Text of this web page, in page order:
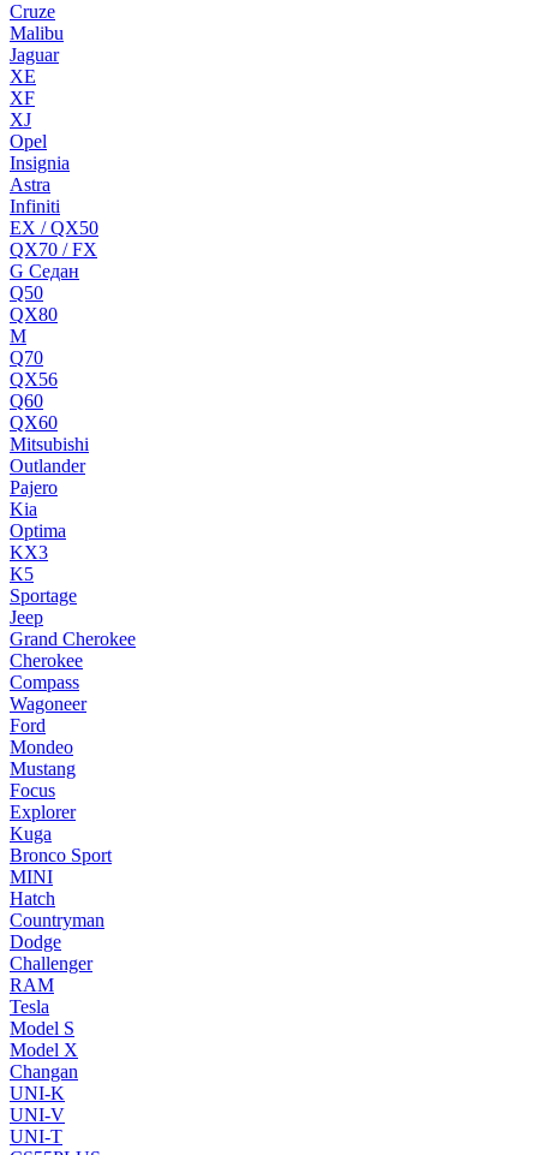
Cruze
Malibu
Jaguar
XE
XF
XJ
Opel
Insignia
Astra
Infiniti
EX / QX50
QX70 / FX
G Cедан
Q50
QX80
M
Q70
QX56
Q60
QX60
Mitsubishi
Outlander
Pajero
Kia
Optima
KX3
K5
Sportage
Jeep
Grand Cherokee
Cherokee
Compass
Wagoneer
Ford
Mondeo
Mustang
Focus
Explorer
Kuga
Bronco Sport
MINI
Hatch
Countryman
Dodge
Challenger
RAM
Tesla
Model S
Model X
Changan
UNI-K
UNI-V
UNI-T